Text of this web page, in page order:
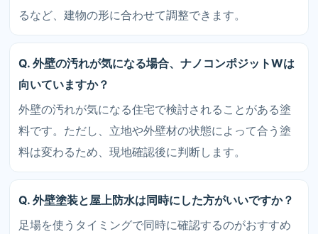
るなど、建物の形に合わせて調整できます。
Q. 外壁の汚れが気になる場合、ナノコンポジットWは
向いていますか？
外壁の汚れが気になる住宅で検討されることがある塗
料です。ただし、立地や外壁材の状態によって合う塗
料は変わるため、現地確認後に判断します。
Q. 外壁塗装と屋上防水は同時にした方がいいですか？
足場を使うタイミングで同時に確認するのがおすすめ